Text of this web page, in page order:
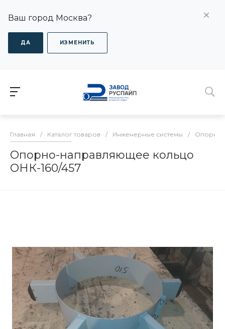
Ваш город Москва?
ДА ИЗМЕНИТЬ
Главная / Каталог товаров / Инженерные системы / Опорно-
Опорно-направляющее кольцо
ОНК-160/457